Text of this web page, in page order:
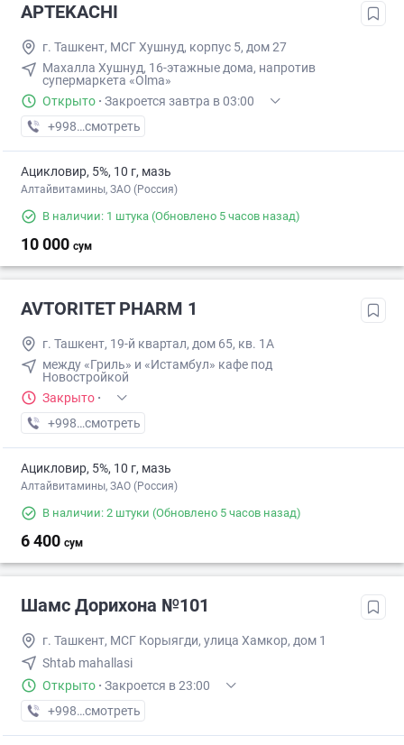
APTEKACHI
г. Ташкент, МСГ Хушнуд, корпус 5, дом 27
Махалла Хушнуд, 16-этажные дома, напротив
супермаркета «Olma»
Открыто · Закроется завтра в 03:00
+998 (70) XXX-XX-XX
смотреть
Ацикловир, 5%, 10 г, мазь
Алтайвитамины, ЗАО (Россия)
В наличии: 1 штука (Обновлено 5 часов назад)
10 000 сум
AVTORITET PHARM 1
г. Ташкент, 19-й квартал, дом 65, кв. 1А
между «Гриль» и «Истамбул» кафе под
Новостройкой
Закрыто ·
+998 (95) XXX-XX-XX
смотреть
Ацикловир, 5%, 10 г, мазь
Алтайвитамины, ЗАО (Россия)
В наличии: 2 штуки (Обновлено 5 часов назад)
6 400 сум
Шамс Дорихона №101
г. Ташкент, МСГ Корыягди, улица Хамкор, дом 1
Shtab mahallasi
Открыто · Закроется в 23:00
+998 (79) XXX-XX-XX
смотреть